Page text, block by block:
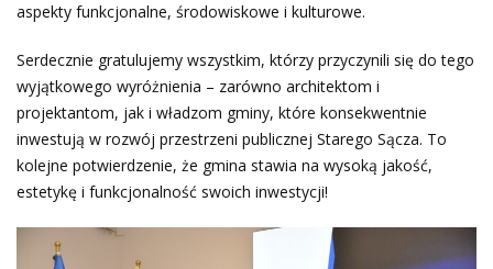
aspekty funkcjonalne, środowiskowe i kulturowe.
Serdecznie gratulujemy wszystkim, którzy przyczynili się do tego
wyjątkowego wyróżnienia – zarówno architektom i
projektantom, jak i władzom gminy, które konsekwentnie
inwestują w rozwój przestrzeni publicznej Starego Sącza. To
kolejne potwierdzenie, że gmina stawia na wysoką jakość,
estetykę i funkcjonalność swoich inwestycji!